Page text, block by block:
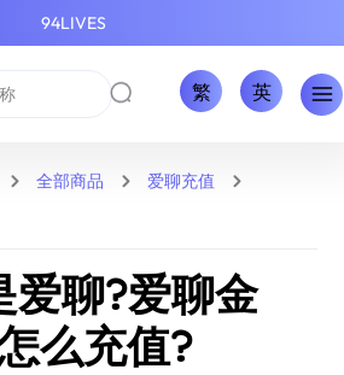
94LIVES
繁 英
全部商品
爱聊充值
爱聊?爱聊金
么充值?